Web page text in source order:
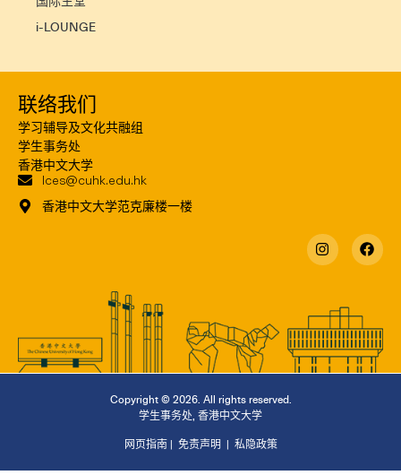
i-LOUNGE
联络我们
学习辅导及文化共融组
学生事务处
香港中文大学
lces@cuhk.edu.hk
香港中文大学范克廉楼一楼
Copyright © 2026. All rights reserved.
学生事务处 香港中文大学
网页指南| 免责声明 | 私隐政策